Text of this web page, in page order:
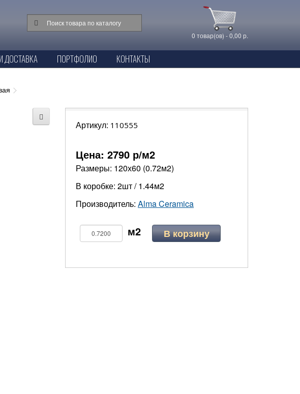
0 товар(ов) - 0,00 р.
ДОСТАВКА ПОРТФОЛИО КОНТАКТЫ
Артикул: 110555
Цена: 2790 р/м2
Размеры: 120х60 (0.72м2)
В коробке: 2шт / 1.44м2
Производитель: Alma Ceramica
В корзину